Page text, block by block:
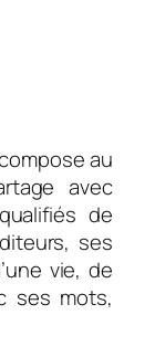
au
avec
de
ses
vie, de
ses mots,